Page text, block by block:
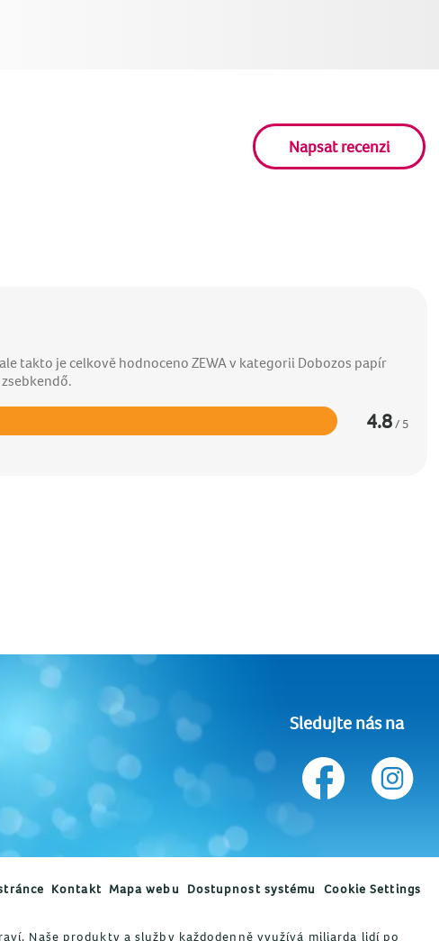
Napsat recenzi
takto je celkově hodnoceno ZEWA v kategorii Dobozos papír
zsebkendő.
4.8/ 5
Sledujte nás na
Kontakt Mapa webu Dostupnost systému Cookie Settings
Naše produkty a služby každodenně využívá miliarda lidí po